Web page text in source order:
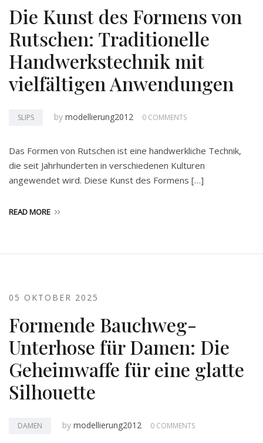
Die Kunst des Formens von
Rutschen: Traditionelle
Handwerkstechnik mit
vielfältigen Anwendungen
SLIPS by modellierung2012 0 COMMENTS
Das Formen von Rutschen ist eine handwerkliche Technik,
die seit Jahrhunderten in verschiedenen Kulturen
angewendet wird. Diese Kunst des Formens […]
READ MORE
05 OKTOBER 2025
Formende Bauchweg-
Unterhose für Damen: Die
Geheimwaffe für eine glatte
Silhouette
DAMEN by modellierung2012 0 COMMENTS